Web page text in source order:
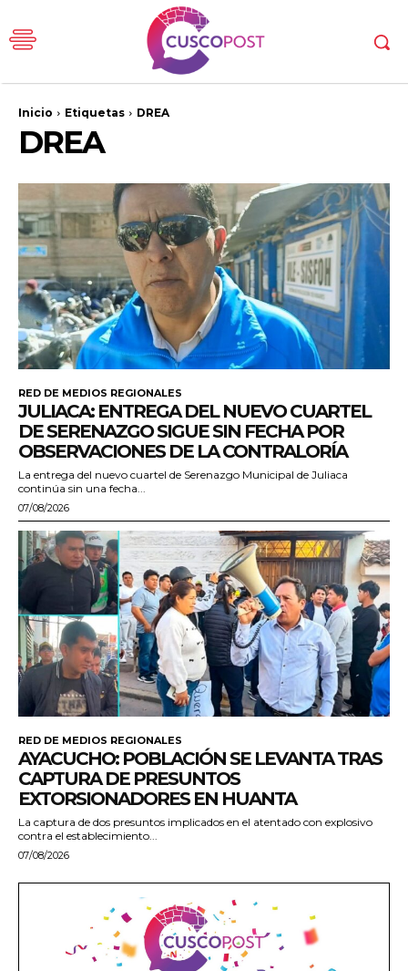
Inicio Etiquetas DREA
DREA
RED DE MEDIOS REGIONALES
JULIACA: ENTREGA DEL NUEVO CUARTEL
DE SERENAZGO SIGUE SIN FECHA POR
OBSERVACIONES DE LA CONTRALORÍA
La entrega del nuevo cuartel de Serenazgo Municipal de Juliaca
continúa sin una fecha...
07/08/2026
RED DE MEDIOS REGIONALES
AYACUCHO: POBLACIÓN SE LEVANTA TRAS
CAPTURA DE PRESUNTOS
EXTORSIONADORES EN HUANTA
La captura de dos presuntos implicados en el atentado con explosivo
contra el establecimiento...
07/08/2026